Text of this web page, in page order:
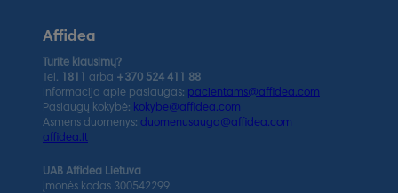
Affidea
Turite klausimų?
Tel. 1811 arba +370 524 411 88
Informacija apie paslaugas: pacientams@affidea.com
Paslaugų kokybė: kokybe@affidea.com
Asmens duomenys: duomenusauga@affidea.com
affidea.lt
UAB Affidea Lietuva
Įmonės kodas 300542299